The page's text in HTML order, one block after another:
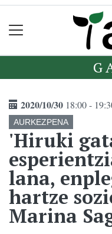
2020/10/30 18:00 -
AURKEZPENA
'Hiruki
lana,
hartze
Marina